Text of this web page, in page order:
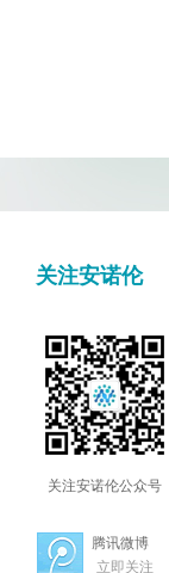
关注安诺伦
关注安诺伦公众号
腾讯微博
立即关注